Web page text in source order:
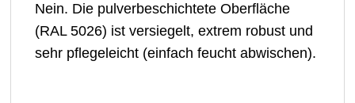
Nein. Die pulverbeschichtete Oberfläche
(RAL 5026) ist versiegelt, extrem robust und
sehr pflegeleicht (einfach feucht abwischen).